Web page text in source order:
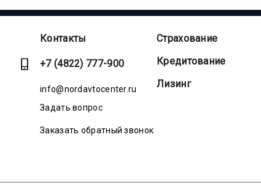
Контакты
+7 (4822) 777-900
info@nordavtocenter.ru
Задать вопрос
Заказать обратный звонок
Страхование
Кредитование
Лизинг